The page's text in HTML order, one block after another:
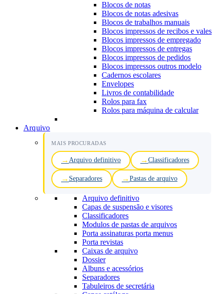
Blocos de notas
Blocos de notas adesivas
Blocos de trabalhos manuais
Blocos impressos de recibos e vales
Blocos impressos de empregado
Blocos impressos de entregas
Blocos impressos de pedidos
Blocos impressos outros modelo
Cadernos escolares
Envelopes
Livros de contabilidade
Rolos para fax
Rolos para máquina de calcular
Arquivo
MAIS PROCURADAS
Arquivo definitivo Classificadores
Separadores Pastas de arquivo
Arquivo definitivo
Capas de suspensão e visores
Classificadores
Modulos de pastas de arquivos
Porta assinaturas porta menus
Porta revistas
Caixas de arquivo
Dossier
Albuns e acessórios
Separadores
Tabuleiros de secretária